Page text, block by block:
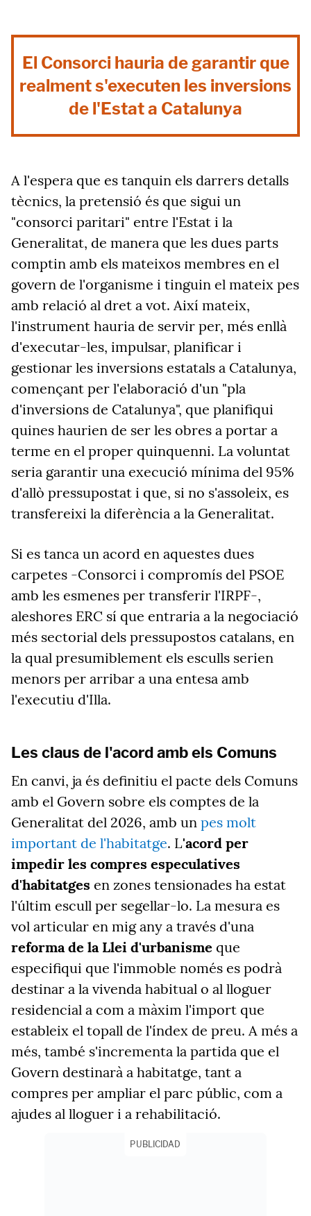
El Consorci hauria de garantir que
realment s'executen les inversions
de l'Estat a Catalunya
A l'espera que es tanquin els darrers detalls
tècnics, la pretensió és que sigui un
"consorci paritari" entre l'Estat i la
Generalitat, de manera que les dues parts
comptin amb els mateixos membres en el
govern de l'organisme i tinguin el mateix pes
amb relació al dret a vot. Així mateix,
l'instrument hauria de servir per, més enllà
d'executar-les, impulsar, planificar i
gestionar les inversions estatals a Catalunya,
començant per l'elaboració d'un "pla
d'inversions de Catalunya", que planifiqui
quines haurien de ser les obres a portar a
terme en el proper quinquenni. La voluntat
seria garantir una execució mínima del 95%
d'allò pressupostat i que, si no s'assoleix, es
transfereixi la diferència a la Generalitat.
Si es tanca un acord en aquestes dues
carpetes -Consorci i compromís del PSOE
amb les esmenes per transferir l'IRPF-,
aleshores ERC sí que entraria a la negociació
més sectorial dels pressupostos catalans, en
la qual presumiblement els esculls serien
menors per arribar a una entesa amb
l'executiu d'Illa.
Les claus de l'acord amb els Comuns
En canvi, ja és definitiu el pacte dels Comuns
amb el Govern sobre els comptes de la
Generalitat del 2026, amb un pes molt
important de l'habitatge. L'acord per
impedir les compres especulatives
d'habitatges en zones tensionades ha estat
l'últim escull per segellar-lo. La mesura es
vol articular en mig any a través d'una
reforma de la Llei d'urbanisme que
especifiqui que l'immoble només es podrà
destinar a la vivenda habitual o al lloguer
residencial a com a màxim l'import que
estableix el topall de l'índex de preu. A més a
més, també s'incrementa la partida que el
Govern destinarà a habitatge, tant a
compres per ampliar el parc públic, com a
ajudes al lloguer i a rehabilitació.
PUBLICIDAD